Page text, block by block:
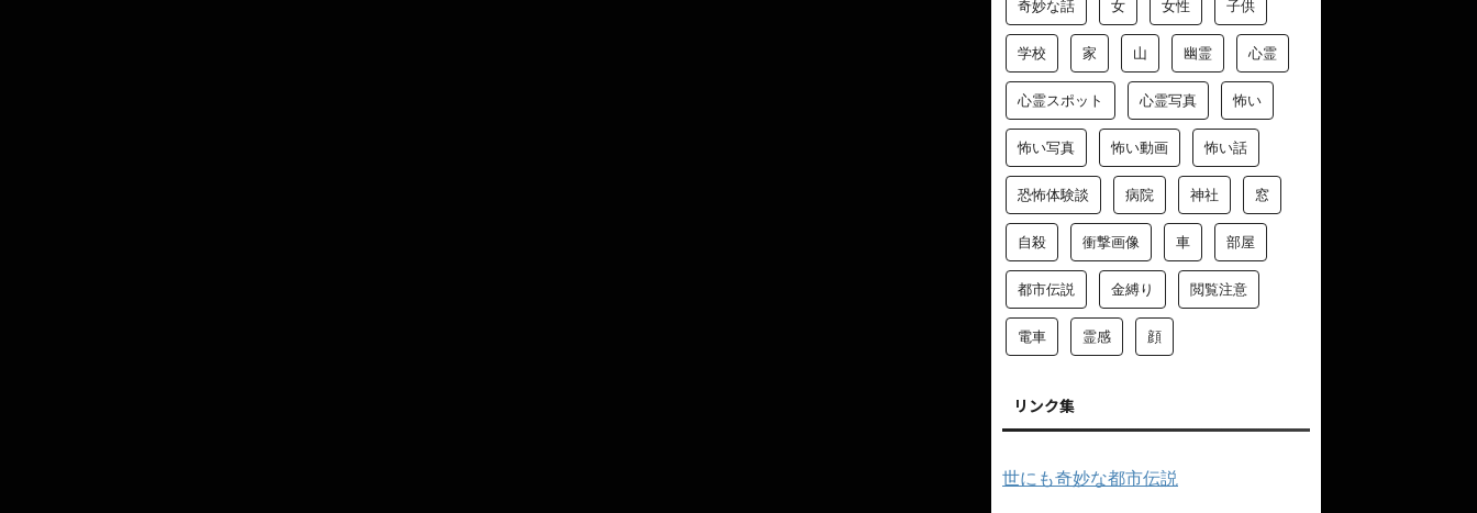
奇妙な話 女 女性 子供
学校 家 山 幽霊 心霊
心霊スポット 心霊写真 怖い
怖い写真 怖い動画 怖い話
恐怖体験談 病院 神社 窓
自殺 衝撃画像 車 部屋
都市伝説 金縛り 閲覧注意
電車 霊感 顔
リンク集
世にも奇妙な都市伝説